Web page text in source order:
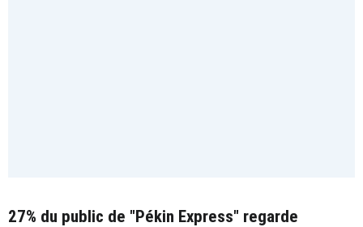
27% du public de "Pékin Express" regarde